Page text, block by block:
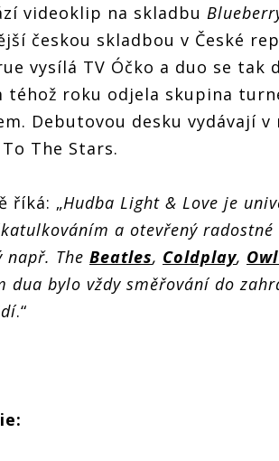
videoklip na skladbu
českou skladbou v České
vysílá TV Óčko a duo se tak
téhož roku odjela skupina
Debutovou desku vydávají v
The Stars.
říká: „Hudba Light & Love je
a otevřený
např. The Beatles, Coldplay,
dua bylo vždy směřování do
.“